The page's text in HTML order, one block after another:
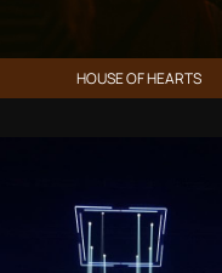
HOUSE OF HEARTS